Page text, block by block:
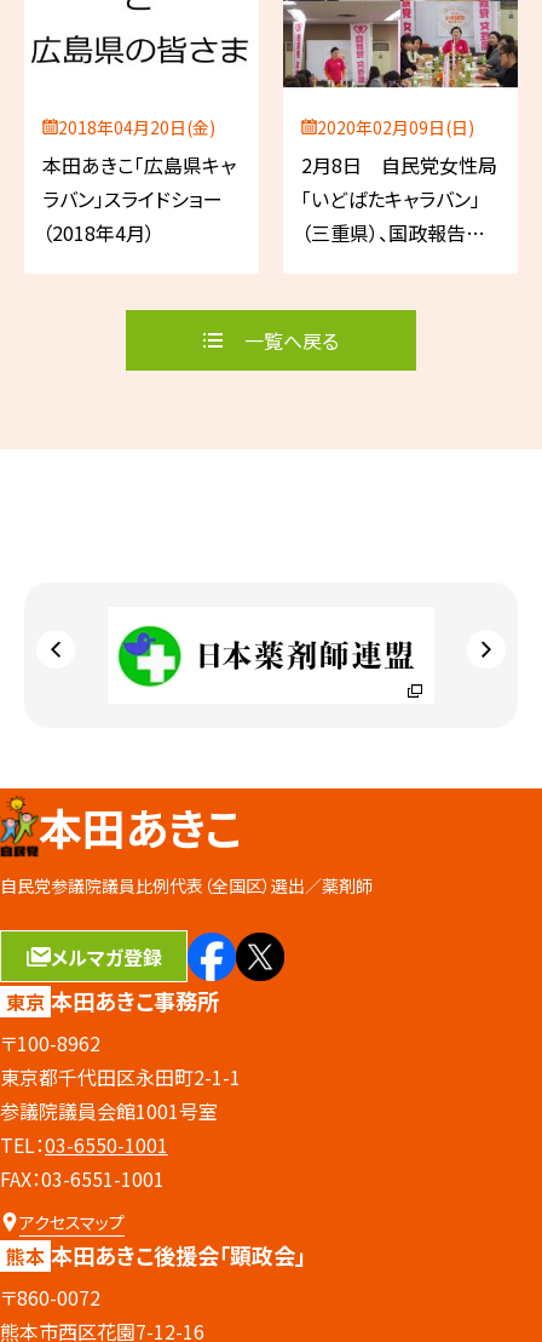
2018年04月20日(金)
本田あきこ「広島県キャ
ラバン」スライドショー
（2018年4月）
2020年02月09日(日)
2月8日 自民党女性局
「いどばたキャラバン」
（三重県）、国政報告会
一覧へ戻る
本田あきこ
自民党参議院議員比例代表（全国区）選出／薬剤師
メルマガ登録
東京 本田あきこ事務所
〒100-8962
東京都千代田区永田町2-1-1
参議院議員会館1001号室
TEL：03-6550-1001
FAX：03-6551-1001
アクセスマップ
熊本 本田あきこ後援会「顕政会」
〒860-0072
熊本市西区花園7-12-16